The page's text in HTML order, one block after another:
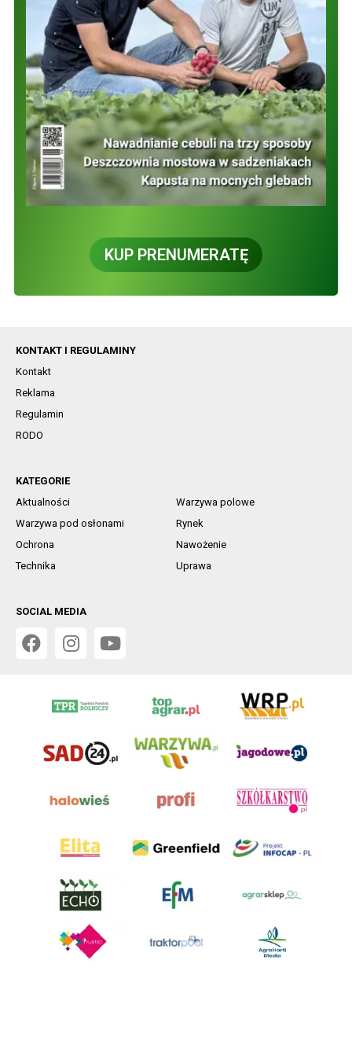
KUP PRENUMERATĘ
KONTAKT I REGULAMINY
Kontakt
Reklama
Regulamin
RODO
KATEGORIE
Aktualności
Warzywa polowe
Warzywa pod osłonami
Rynek
Ochrona
Nawożenie
Technika
Uprawa
SOCIAL MEDIA